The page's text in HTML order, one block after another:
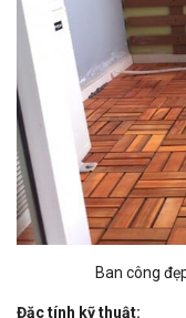
Ban công
Đặc tính kỹ thuật: